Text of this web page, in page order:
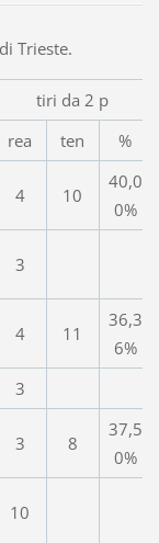
Trieste.
tiri da 2 p
rea ten %
4 10
40,0
0%
3
4 11
36,3
6%
3
3 8
37,5
0%
10